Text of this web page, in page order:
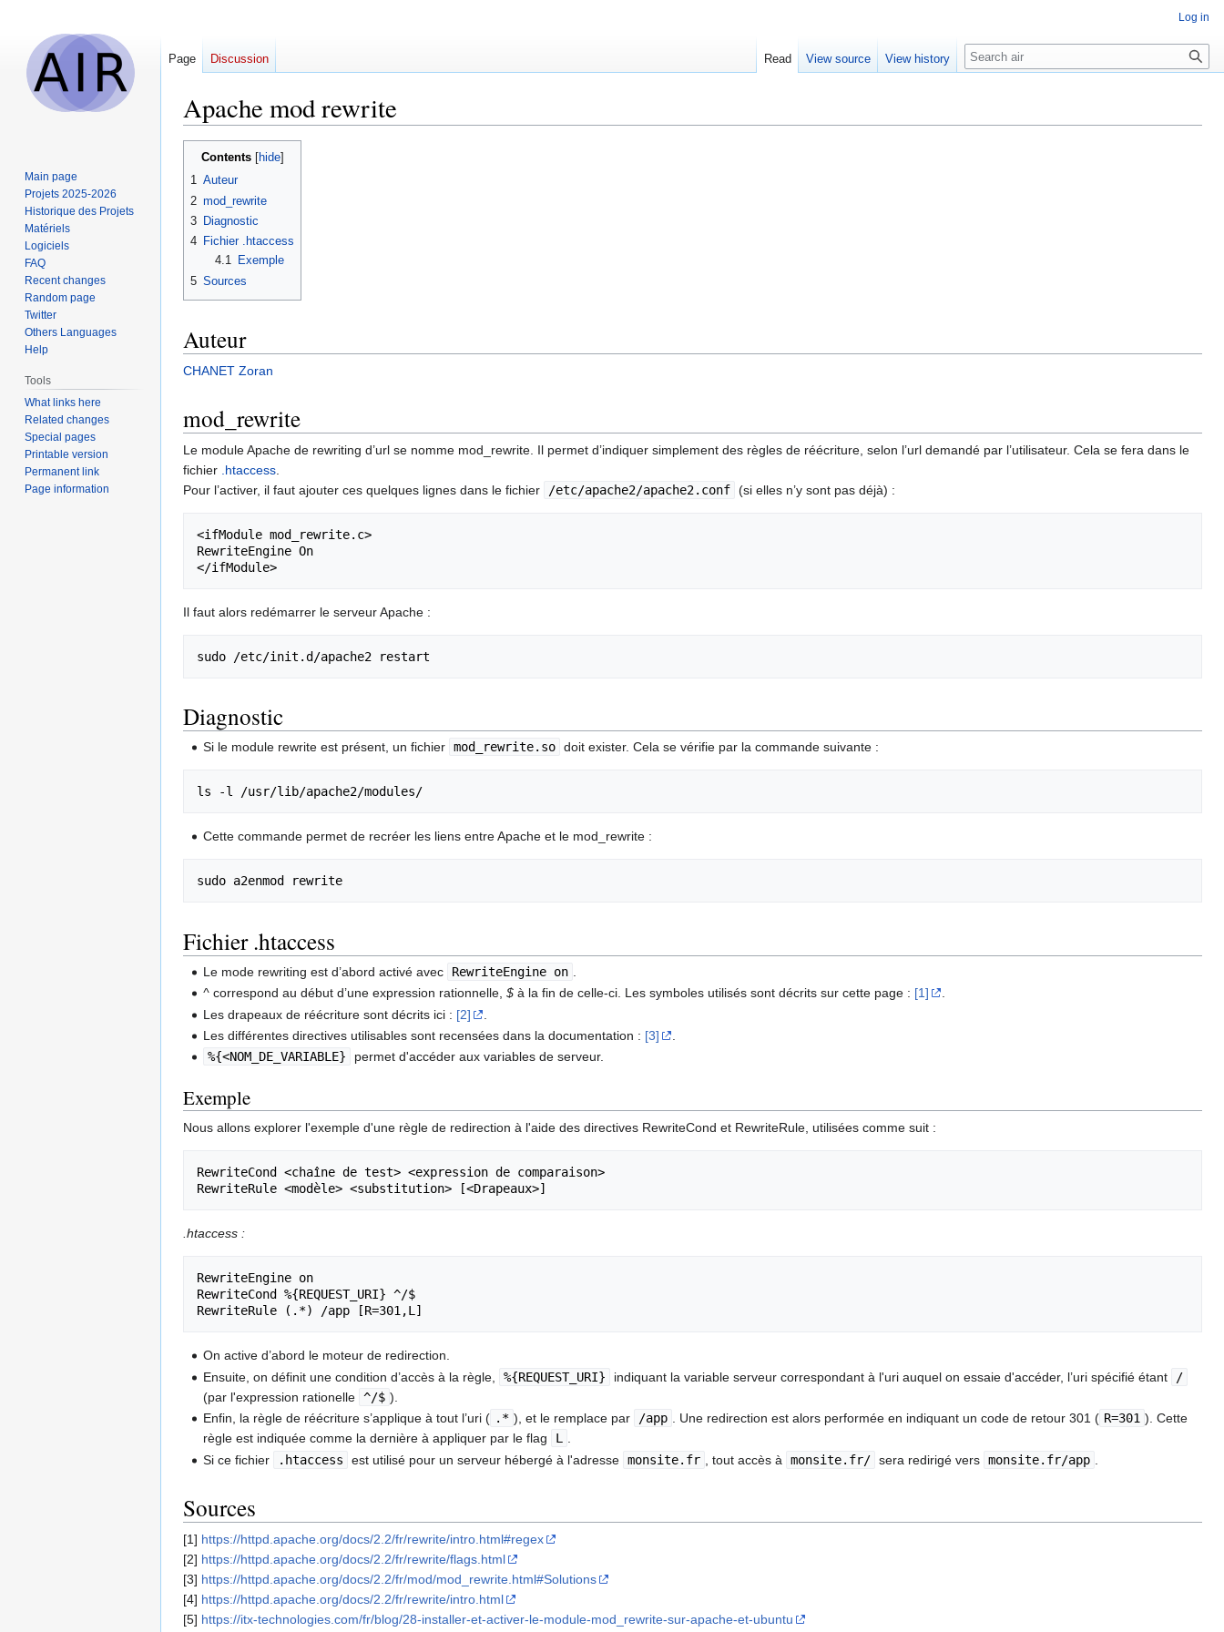
Apache mod rewrite
Jump
Jump
Contents
1 Auteur
2 mod_rewrite
3 Diagnostic
4 Fichier .htaccess
4.1
Exemple
5 Sources
Auteur
CHANET Zoran
mod_rewrite
Le module Apache de rewriting d’url se nomme mod_rewrite. Il permet d’indiquer simplement des règles de réécriture, selon l’url demandé par l’utilisateur. Cela se fera dans le
fichier .htaccess
Pour l’activer, il faut ajouter ces quelques lignes dans le fichier
/etc/apache2/apache2.conf (si elles n’y sont pas déjà) :
<ifModule mod_rewrite.c>
RewriteEngine On
Il faut alors redémarrer le serveur Apache :
Diagnostic
Si le module rewrite est présent, un fichier mod_rewrite.so doit exister. Cela se vérifie par la commande suivante :
Cette commande permet de recréer les liens entre Apache et le mod_rewrite :
Fichier .htaccess
Le mode rewriting est d’abord activé avec RewriteEngine on
^ correspond au début d’une expression rationnelle,$ à la fin de celle-ci. Les symboles utilisés sont décrits sur cette page : [1]
Les drapeaux de réécriture sont décrits ici : [2]
Les différentes directives utilisables sont recensées dans la documentation : [3]
%{<NOM_DE_VARIABLE}
permet d'accéder aux variables de serveur.
Exemple
Nous allons explorer l'exemple d'une règle de redirection à l'aide des directives RewriteCond et RewriteRule, utilisées comme suit :
RewriteCond <chaîne de test> <expression de comparaison>
.htaccess :
RewriteEngine on
RewriteCond %{REQUEST_URI} ^/$
On active d’abord le moteur de redirection.
Ensuite, on définit une condition d’accès à la règle,
%{REQUEST_URI} indiquant la variable serveur correspondant à l'uri auquel on essaie d'accéder, l’uri spécifié étant
/
(par l'expression rationelle ^/$ ).
Enfin, la règle de réécriture s’applique à tout l’uri ( .* ), et le remplace par /app . Une redirection est alors performée en indiquant un code de retour 301 ( R=301 ). Cette
règle est indiquée comme la dernière à appliquer par le flag
L
Si ce fichier
.htaccess est utilisé pour un serveur hébergé à l'adresse monsite.fr , tout accès à monsite.fr/ sera redirigé vers monsite.fr/app
Sources
[1] https://httpd.apache.org/docs/2.2/fr/rewrite/intro.html#regex
[2] https://httpd.apache.org/docs/2.2/fr/rewrite/flags.html
[3] https://httpd.apache.org/docs/2.2/fr/mod/mod_rewrite.html#Solutions
[4] https://httpd.apache.org/docs/2.2/fr/rewrite/intro.html
[5] https://itx-technologies.com/fr/blog/28-installer-et-activer-le-module-mod_rewrite-sur-apache-et-ubuntu
Log in
Page Discussion Read View source View history Search
Main page
Projets 2025-2026
Historique des Projets
Matériels
Logiciels
FAQ
Recent changes
Random page
Twitter
Others Languages
Help
Tools
What links here
Related changes
Special pages
Printable version
Permanent link
Page information